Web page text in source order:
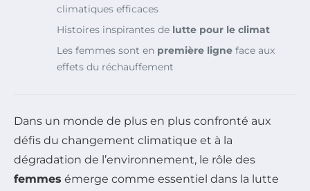
climatiques efficaces
Histoires inspirantes de lutte pour le climat
Les femmes sont en première ligne face aux
effets du réchauffement
Dans un monde de plus en plus confronté aux
défis du changement climatique et à la
dégradation de l’environnement, le rôle des
femmes émerge comme essentiel dans la lutte